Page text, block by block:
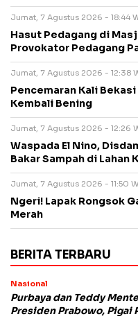
Jumat, 7 Agustus 2026 - 18:44
Hasut Pedagang di
Provokator Pedagang
Jumat, 7 Agustus 2026 - 12:38
Pencemaran Kali
Kembali Bening
Jumat, 7 Agustus 2026 - 12:26
Waspada El Nino,
Bakar Sampah di Lahan
Jumat, 7 Agustus 2026 - 11:50
Ngeri! Lapak Rongsok
Merah
BERITA TERBARU
Nasional
Purbaya dan Teddy
Presiden Prabowo, Pigai